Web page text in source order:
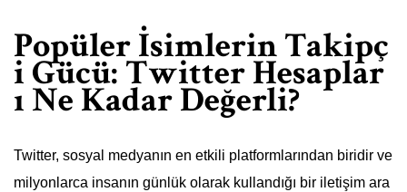
Popüler İsimlerin Takipç
i Gücü: Twitter Hesaplar
ı Ne Kadar Değerli?
Twitter, sosyal medyanın en etkili platformlarından biridir ve
milyonlarca insanın günlük olarak kullandığı bir iletişim ara